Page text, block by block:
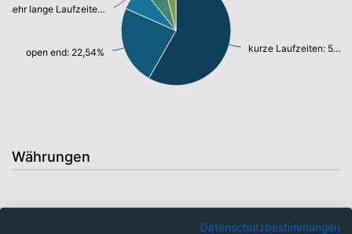
kurze Laufzeiten: 56,22%
open end: 22,54%
sehr lange Laufzeiten: 7,39%
Währungen
Datenschutzbestimmungen